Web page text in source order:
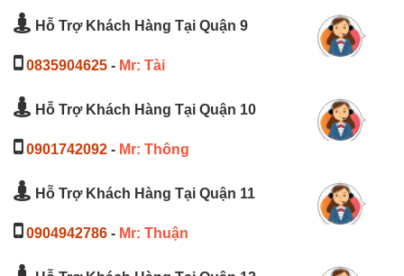
Hỗ Trợ Khách Hàng Tại Quận 9
0835904625 - Mr: Tài
Hỗ Trợ Khách Hàng Tại Quận 10
0901742092 - Mr: Thông
Hỗ Trợ Khách Hàng Tại Quận 11
0904942786 - Mr: Thuận